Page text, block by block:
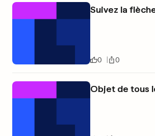
Suivez la
0 0
Objet de tous